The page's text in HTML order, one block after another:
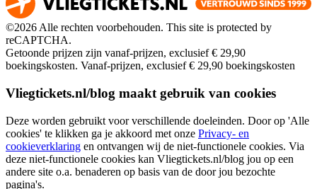
©2026 Alle rechten voorbehouden. This site is protected by
reCAPTCHA.
Getoonde prijzen zijn vanaf-prijzen, exclusief € 29,90
boekingskosten. Vanaf-prijzen, exclusief € 29,90 boekingskosten
Vliegtickets.nl/blog maakt gebruik van cookies
Deze worden gebruikt voor verschillende doeleinden. Door op 'Alle
cookies' te klikken ga je akkoord met onze Privacy- en
cookieverklaring en ontvangen wij de niet-functionele cookies. Via
deze niet-functionele cookies kan Vliegtickets.nl/blog jou op een
andere site o.a. benaderen op basis van de door jou bezochte
pagina's.